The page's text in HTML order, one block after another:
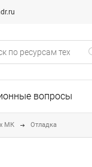
вопросы
МК Отладка